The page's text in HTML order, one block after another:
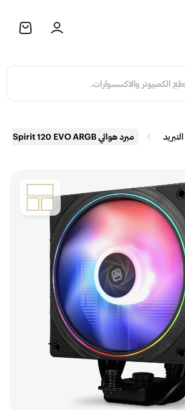
التبريد مبرد هوائي Thermalright Assassin Spirit 120 EVO ARGB